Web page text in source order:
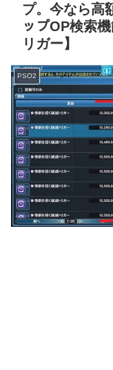
プ。今なら高
ップOP検索
リガー】
PSO2